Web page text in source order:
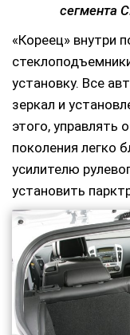
сегмента
«Кореец» внутри
установку. Все
зеркал и
этого, управлять
поколения легко
усилителю
установить